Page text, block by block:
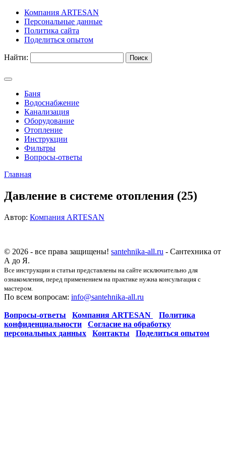
Компания ARTESAN
Персональные данные
Политика сайта
Поделиться опытом
Найти:
Баня
Водоснабжение
Канализация
Оборудование
Отопление
Инструкции
Фильтры
Вопросы-ответы
Главная
Давление в системе отопления (25)
Автор: Компания ARTESAN
© 2026 - все права защищены! santehnika-all.ru - Сантехника от
А до Я.
Все инструкции и статьи представлены на сайте исключительно для
ознакомления, перед применением на практике нужна консультация с
мастером.
По всем вопросам: info@santehnika-all.ru
Вопросы-ответы Компания ARTESAN
Политика
конфиденциальности
Согласие на обработку
персональных данных
Контакты Поделиться опытом